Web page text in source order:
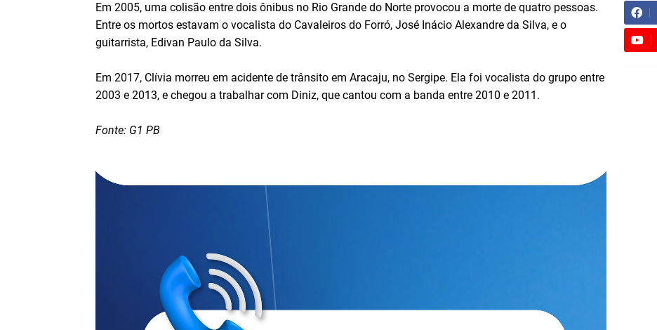
Em 2005, uma colisão entre dois ônibus no Rio Grande do Norte provocou a morte de quatro pessoas.
Entre os mortos estavam o vocalista do Cavaleiros do Forró, José Inácio Alexandre da Silva, e o
guitarrista, Edivan Paulo da Silva.
Em 2017, Clívia morreu em acidente de trânsito em Aracaju, no Sergipe. Ela foi vocalista do grupo entre
2003 e 2013, e chegou a trabalhar com Diniz, que cantou com a banda entre 2010 e 2011.
Fonte: G1 PB